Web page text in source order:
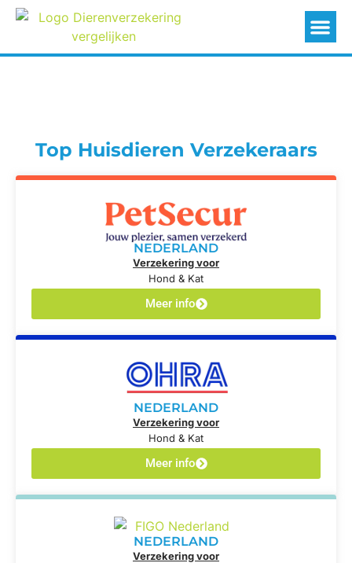
Top Huisdieren Verzekeraars
NEDERLAND
Verzekering voor
Hond & Kat
Meer info
NEDERLAND
Verzekering voor
Hond & Kat
Meer info
NEDERLAND
Verzekering voor